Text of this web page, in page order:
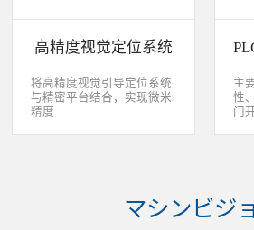
系统还能在处理或组装产品
量，识别。视觉向导机器人
度固定设备；2、无需工具
转换即能处理多种类型的工
件；3、防止意外的机器人
括：1、自动堆垛和卸垛；
高精度视觉定位系统
将高精度视觉引导定位系统
与精密平台结合，实现微米
精度...
动定位和对准应用等。
主
性
门
部
统
マシンビジ